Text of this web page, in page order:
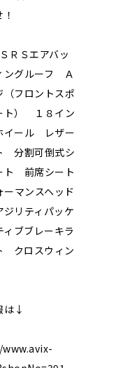
Ｓエアバッ
ングルーフ Ａ
（フロントスポ
ト） １８イン
イール レザー
分割可倒式シ
ト 前席シート
マンスヘッド
リティパッケ
ブブレーキラ
クロスウィン
は↓